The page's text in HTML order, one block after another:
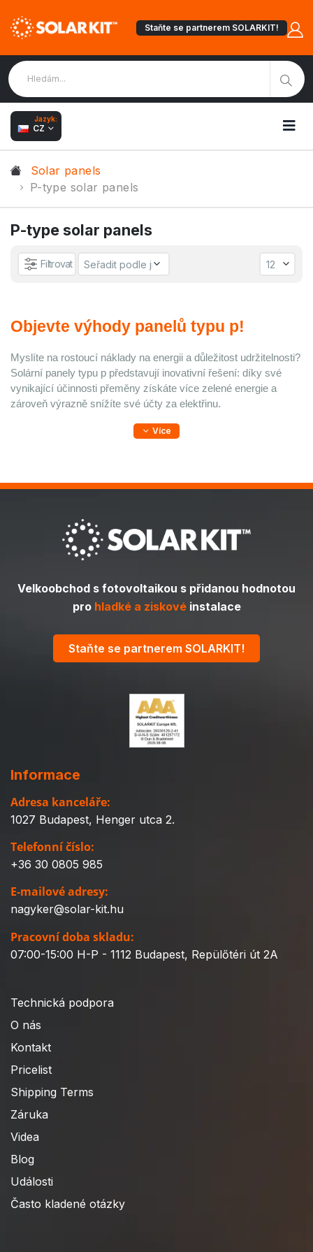
Staňte se partnerem SOLARKIT!
Jazyk:
CZ
Solar panels
P-type solar panels
P-type solar panels
Filtrovat
Objevte výhody panelů typu p!
Myslíte na rostoucí náklady na energii a důležitost udržitelnosti?
Solární panely typu p představují inovativní řešení: díky své
vynikající účinnosti přeměny získáte více zelené energie a
zároveň výrazně snížíte své účty za elektřinu.
Více
Velkoobchod s fotovoltaikou s přidanou hodnotou
pro hladké a ziskovéinstalace
Staňte se partnerem SOLARKIT!
Informace
Adresa kanceláře:
1027 Budapest, Henger utca 2.
Telefonní číslo:
+36 30 0805 985
E-mailové adresy:
nagyker@solar-kit.hu
Pracovní doba skladu:
07:00-15:00 H-P - 1112 Budapest, Repülőtéri út 2A
Technická podpora
O nás
Kontakt
Pricelist
Shipping Terms
Záruka
Videa
Blog
Události
Často kladené otázky